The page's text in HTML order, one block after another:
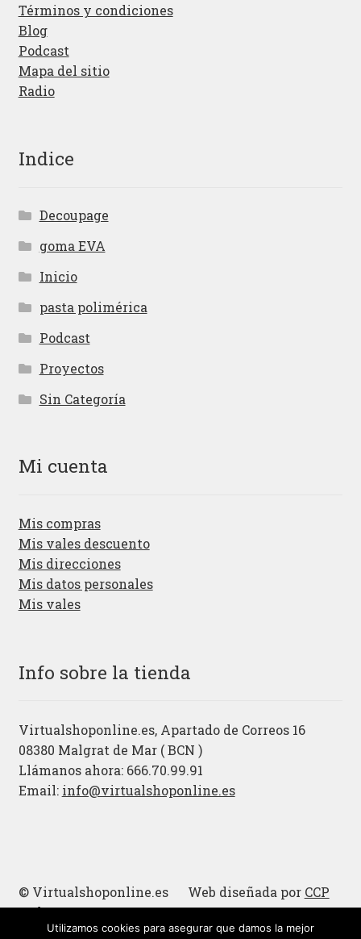
Términos y condiciones
Blog
Podcast
Mapa del sitio
Radio
Indice
Decoupage
goma EVA
Inicio
pasta polimérica
Podcast
Proyectos
Sin Categoría
Mi cuenta
Mis compras
Mis vales descuento
Mis direcciones
Mis datos personales
Mis vales
Info sobre la tienda
Virtualshoponline.es, Apartado de Correos 16
08380 Malgrat de Mar ( BCN )
Llámanos ahora: 666.70.99.91
Email: info@virtualshoponline.es
© Virtualshoponline.es Web diseñada por CCP
Cadena
Cucharas de madera
Utilizamos cookies para asegurar que damos la mejor